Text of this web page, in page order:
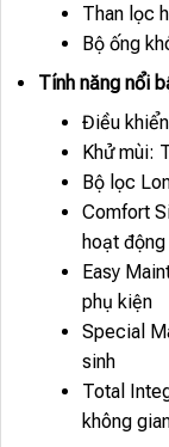
Than lọc
Bộ ống
Tính năng nổi
Điều
Khử mùi:
Bộ lọc
Comfort
hoạt
Easy
phụ kiện
Special
sinh
Total
không